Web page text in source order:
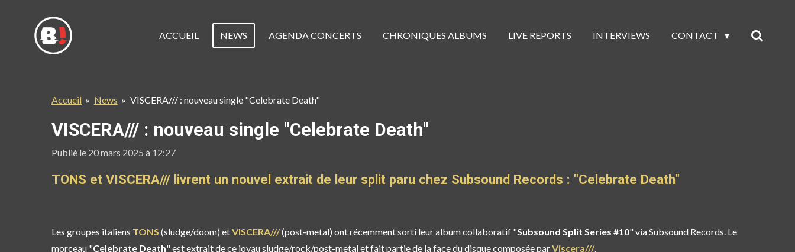
contenu
ACCUEIL NEWS AGENDA CONCERTS CHRONIQUES ALBUMS LIVE REPORTS INTERVIEWS CONTACT
Accueil » News » VISCERA/// : nouveau single "Celebrate Death"
VISCERA/// : nouveau single "Celebrate Death"
Publié le 20 mars 2025 à 12:27
TONS et VISCERA/// livrent un nouvel extrait de leur split paru chez Subsound Records : "Celebrate Death"
Les groupes italiens TONS (sludge/doom) etVISCERA///(post-metal) ont récemment sorti leur album collaboratif "Subsound Split Series #10" via Subsound Records. Le
morceau "Celebrate Death" est extrait de ce joyau sludge/rock/post-metal et fait partie de la face du disque composée parViscera///.